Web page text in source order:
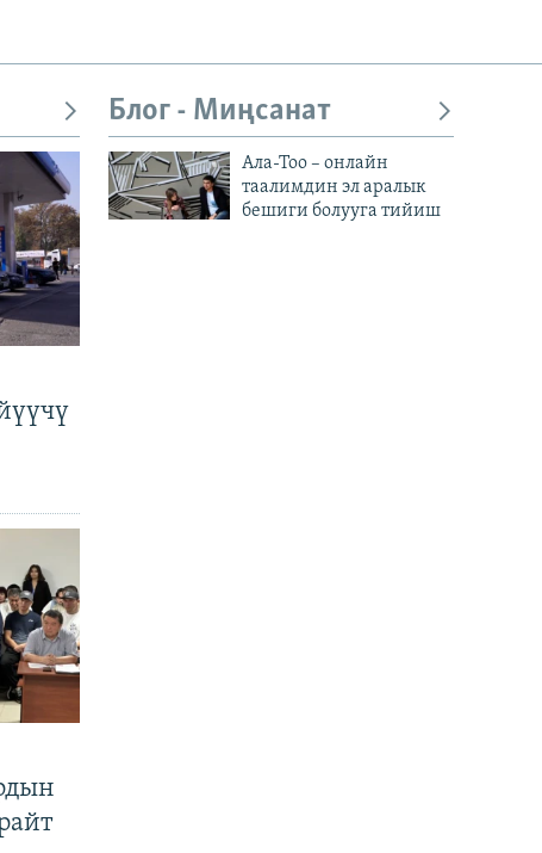
Блог - Миңсанат
Ала-Тоо – онлайн
таалимдин эл аралык
бешиги болууга тийиш